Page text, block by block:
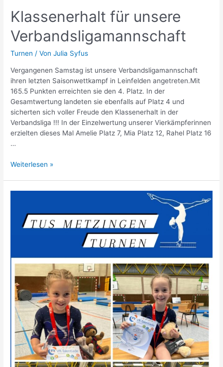
Klassenerhalt für unsere
Verbandsligamannschaft
Turnen / VonJulia Syfus
Vergangenen Samstag ist unsere Verbandsligamannschaft
ihren letzten Saisonwettkampf in Leinfelden angetreten.Mit
165.5 Punkten erreichten sie den 4. Platz. In der
Gesamtwertung landeten sie ebenfalls auf Platz 4 und
sicherten sich voller Freude den Klassenerhalt in der
Verbandsliga !!! In der Einzelwertung unserer Vierkämpferinnen
erzielten dieses Mal Amelie Platz 7, Mia Platz 12, Rahel Platz 16
…
Klassenerhalt
Weiterlesen »